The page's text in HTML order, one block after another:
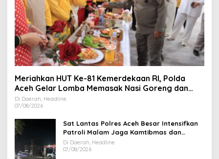
Meriahkan HUT Ke-81 Kemerdekaan RI, Polda
Aceh Gelar Lomba Memasak Nasi Goreng dan
Aneka Minuman
Di Daerah, Headline
07/08/2026
Sat Lantas Polres Aceh Besar Intensifkan
Patroli Malam Jaga Kamtibmas dan
Kelancaran Lalu Lintas
Di Daerah, Headline
07/08/2026